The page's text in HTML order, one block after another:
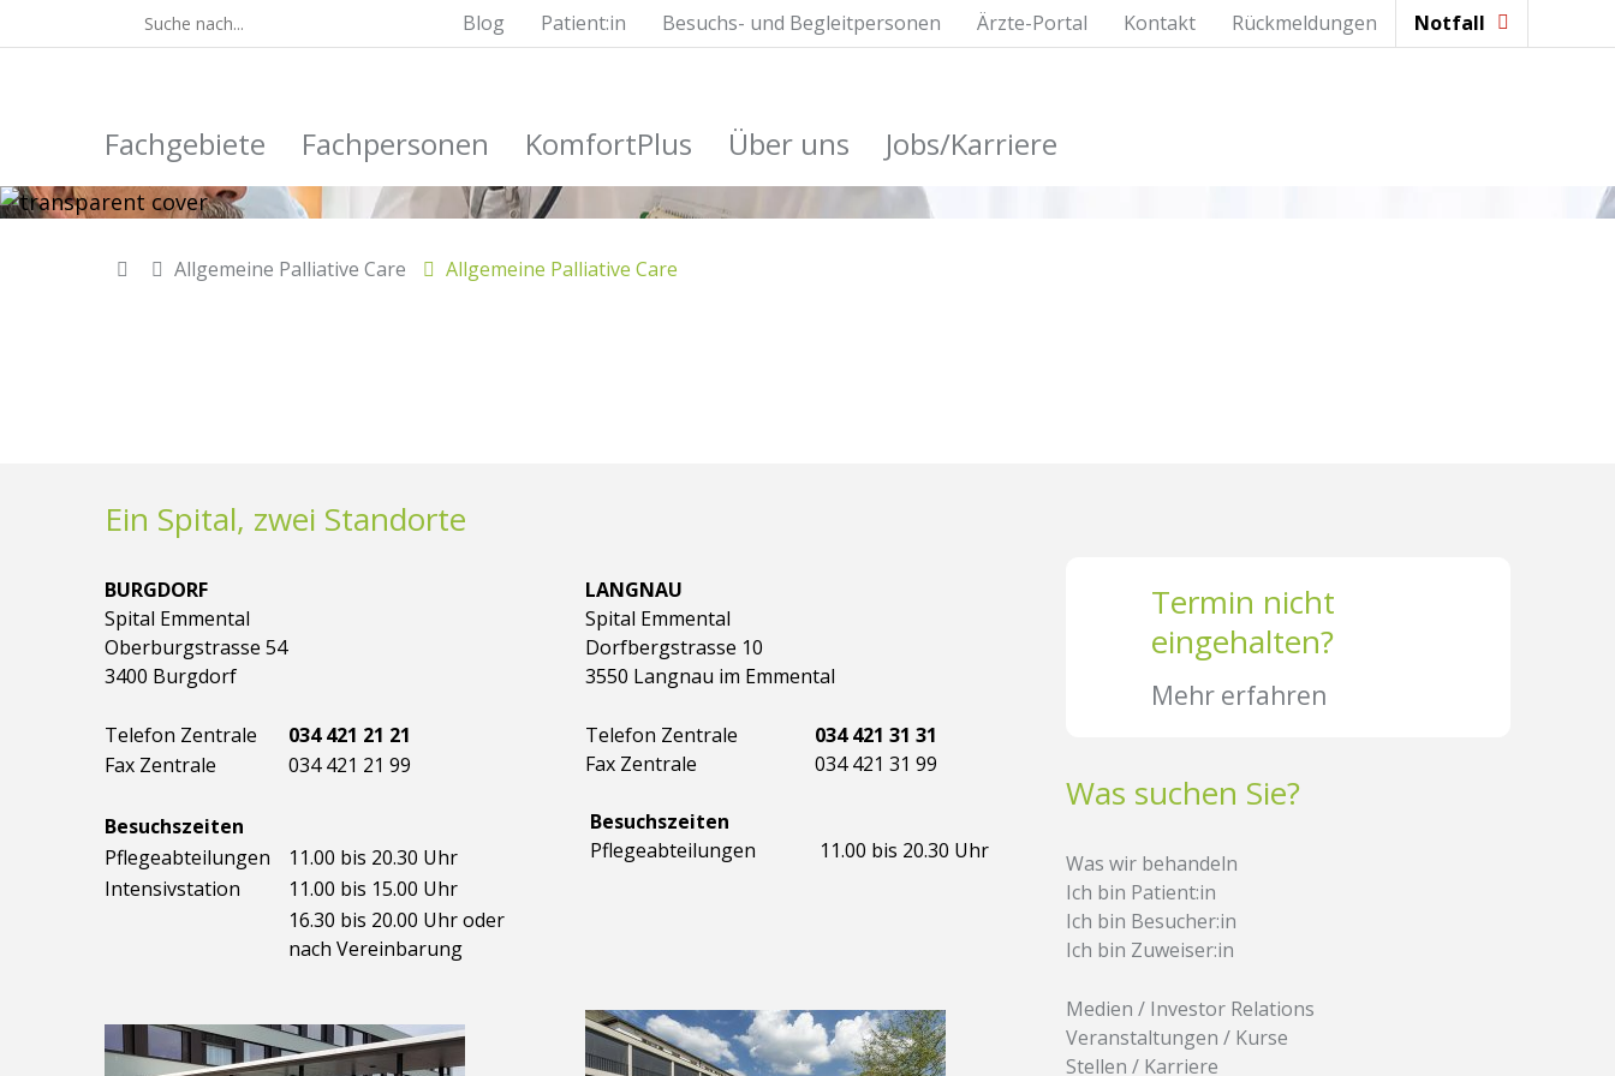
Notfall
Rückmeldungen
Kontakt
Ärzte-Portal
Besuchs- und Begleitpersonen
Patient:in
Blog
Fachgebiete Fachpersonen KomfortPlus Über uns Jobs/Karriere
Allgemeine Palliative Care Allgemeine Palliative Care
Ein Spital, zwei Standorte
BURGDORF
Spital Emmental
Oberburgstrasse 54
3400 Burgdorf
Telefon Zentrale
034 421 21 21
Fax Zentrale
034 421 21 99
Besuchszeiten
Pflegeabteilungen
11.00 bis 20.30 Uhr
Intensivstation
11.00 bis 15.00 Uhr
16.30 bis 20.00 Uhr oder
nach Vereinbarung
LANGNAU
Spital Emmental
Dorfbergstrasse 10
3550 Langnau im Emmental
Telefon Zentrale
034 421 31 31
Fax Zentrale
034 421 31 99
Besuchszeiten
Pflegeabteilungen
11.00 bis 20.30 Uhr
Termin nicht
eingehalten?
Mehr erfahren
Was suchen Sie?
Was wir behandeln
Ich bin Patient:in
Ich bin Besucher:in
Ich bin Zuweiser:in
Medien / Investor Relations
Veranstaltungen / Kurse
Stellen / Karriere